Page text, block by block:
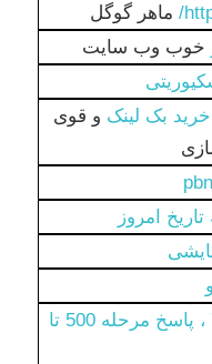
ماهر گوگل
خوب وب سایت
خرید بک لینک و قوی
جواب آمیرزا مرحله 500 تا 700 ، پاسخ مرحله 500 تا